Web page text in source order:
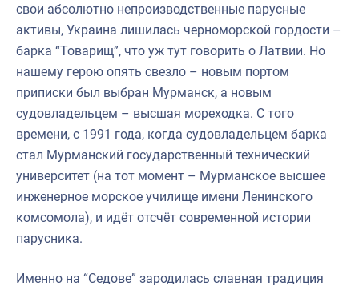
свои абсолютно непроизводственные парусные
активы, Украина лишилась черноморской гордости –
барка “Товарищ”, что уж тут говорить о Латвии. Но
нашему герою опять свезло – новым портом
приписки был выбран Мурманск, а новым
судовладельцем – высшая мореходка. С того
времени, с 1991 года, когда судовладельцем барка
стал Мурманский государственный технический
университет (на тот момент – Мурманское высшее
инженерное морское училище имени Ленинского
комсомола), и идёт отсчёт современной истории
парусника.
Именно на “Седове” зародилась славная традиция